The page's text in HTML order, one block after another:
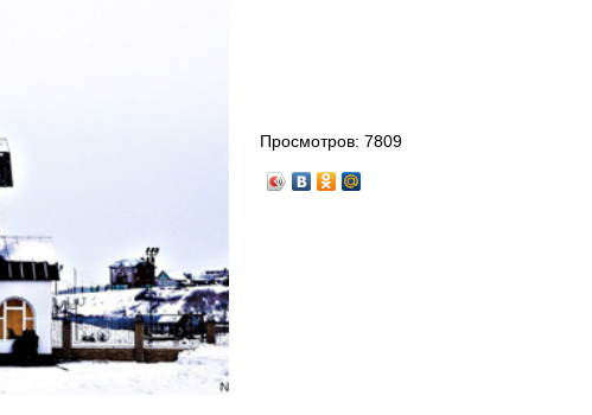
Просмотров:7809